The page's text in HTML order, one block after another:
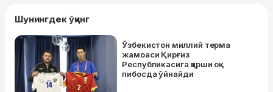
Шунингдек ўқинг
Ўзбекистон миллий терма
жамоаси Қирғиз
Республикасига қарши оқ
либосда ўйнайди